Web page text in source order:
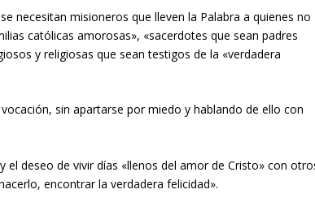
necesitan misioneros que lleven la Palabra a quienes no
católicas amorosas», «sacerdotes que sean padres
y religiosas que sean testigos de la «verdadera
sin apartarse por miedo y hablando de ello con
deseo de vivir días «llenos del amor de Cristo» con
encontrar la verdadera felicidad».